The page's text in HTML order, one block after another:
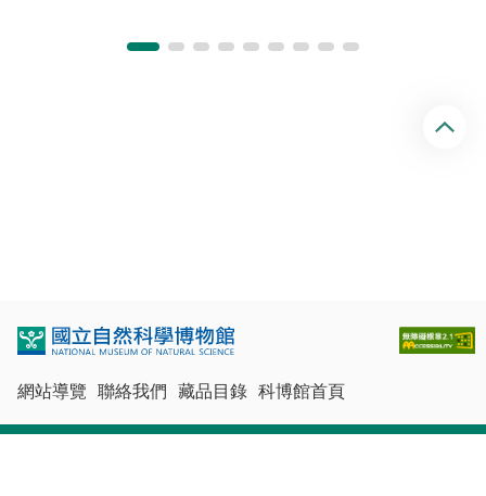
網站導覽 聯絡我們 藏品目錄 科博館首頁
回
頂
端